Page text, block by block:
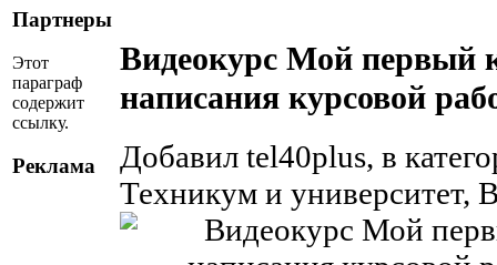
Партнеры
Этот
параграф
содержит
ссылку.
Реклама
Видеокурс Мой первый
написания курсовой
Добавил tel40plus, в
Техникум и университет,